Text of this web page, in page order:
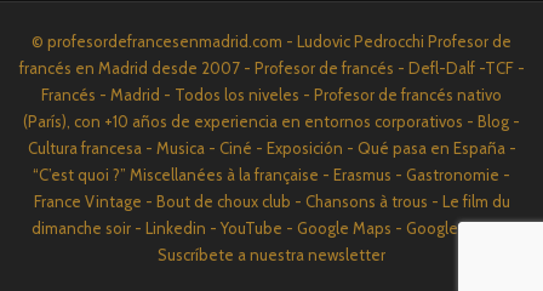
© profesordefrancesenmadrid.com - Ludovic Pedrocchi Profesor de
francés en Madrid desde 2007 - Profesor de francés - Defl-Dalf -TCF -
Francés - Madrid - Todos los niveles - Profesor de francés nativo
(París), con +10 años de experiencia en entornos corporativos - Blog -
Cultura francesa - Musica - Ciné - Exposición - Qué pasa en España -
“C’est quoi ?” Miscellanées à la française - Erasmus - Gastronomie -
France Vintage - Bout de choux club - Chansons à trous - Le film du
dimanche soir - Linkedin - YouTube - Google Maps - Google News -
Suscríbete a nuestra newsletter